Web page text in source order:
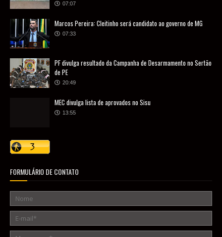
07:07
Marcos Pereira: Cleitinho será candidato ao governo de MG
07:33
PF divulga resultado da Campanha de Desarmamento no Sertão
de PE
20:49
MEC divulga lista de aprovados no Sisu
13:55
FORMULÁRIO DE CONTATO